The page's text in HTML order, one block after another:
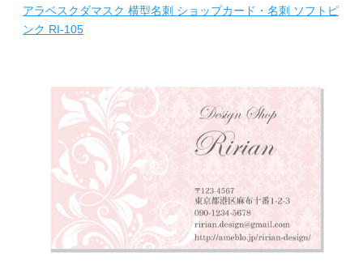
アラベスクダマスク 横型名刺 ショップカード・名刺 ソフトピ
ンク RI-105